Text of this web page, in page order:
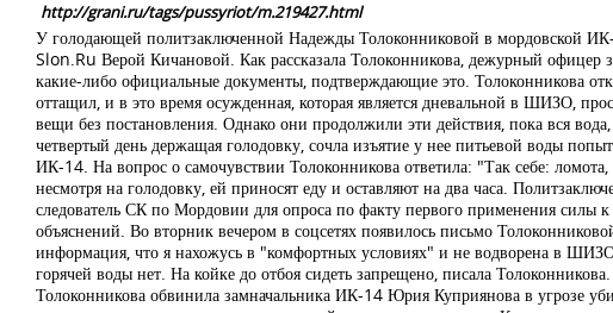
http://grani.ru/tags/pussyriot/m.219427.html
У голодающей политзаключенной Надежды Толоконниковой в мордовской
Slon.Ru Верой Кичановой. Как рассказала Толоконникова, дежурный офицер
какие-либо официальные документы, подтверждающие это. Толоконникова
оттащил, и в это время осужденная, которая является дневальной в ШИЗО,
вещи без постановления. Однако они продолжили эти действия, пока вся
четвертый день держащая голодовку, сочла изъятие у нее питьевой воды
ИК-14. На вопрос о самочувствии Толоконникова ответила: "Так себе:
несмотря на голодовку, ей приносят еду и оставляют на два часа.
следователь СК по Мордовии для опроса по факту первого применения
объяснений. Во вторник вечером в соцсетях появилось письмо
информация, что я нахожусь в "комфортных условиях" и не водворена в
горячей воды нет. На койке до отбоя сидеть запрещено, писала
Толоконникова обвинила замначальника ИК-14 Юрия Куприянова в угрозе